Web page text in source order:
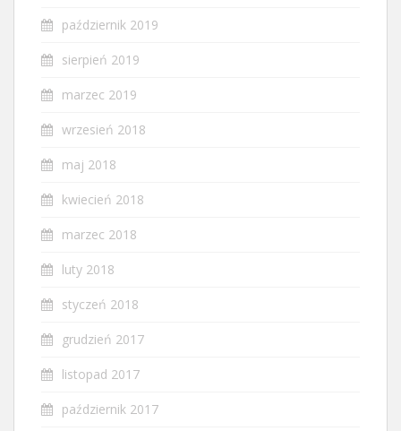
październik 2019
sierpień 2019
marzec 2019
wrzesień 2018
maj 2018
kwiecień 2018
marzec 2018
luty 2018
styczeń 2018
grudzień 2017
listopad 2017
październik 2017